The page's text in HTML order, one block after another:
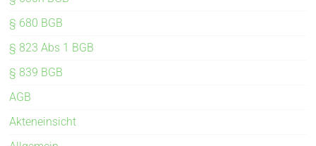
§ 680 BGB
§ 823 Abs 1 BGB
§ 839 BGB
AGB
Akteneinsicht